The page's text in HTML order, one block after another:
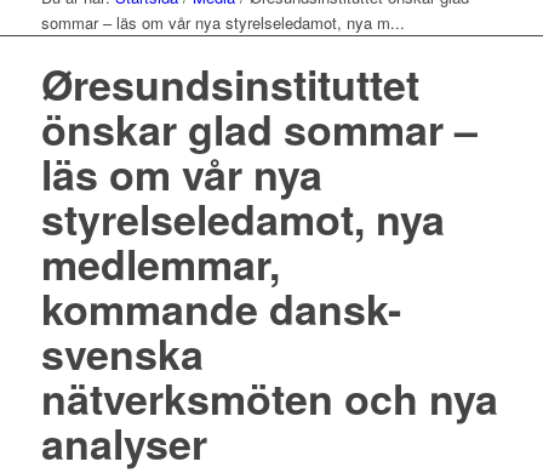
sommar – läs om vår nya styrelseledamot, nya m...
Øresundsinstituttet
önskar glad sommar –
läs om vår nya
styrelseledamot, nya
medlemmar,
kommande dansk-
svenska
nätverksmöten och nya
analyser